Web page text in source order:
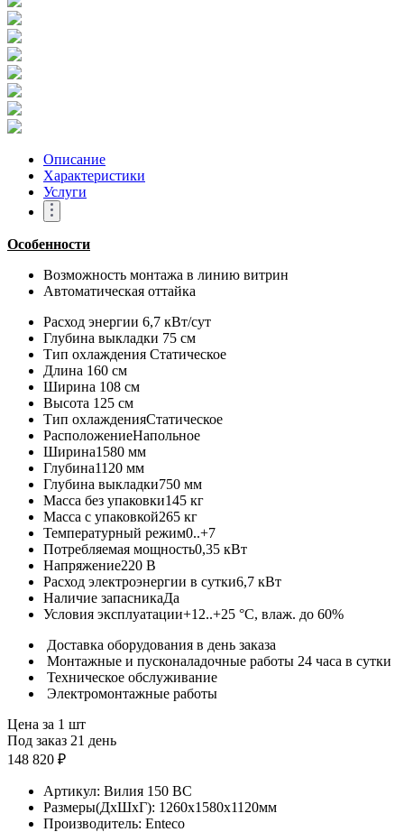
Описание
Характеристики
Услуги
Особенности
Возможность монтажа в линию витрин
Автоматическая оттайка
Расход энергии 6,7 кВт/сут
Глубина выкладки 75 см
Тип охлаждения Статическое
Длина 160 см
Ширина 108 см
Высота 125 см
Тип охлажденияСтатическое
РасположениеНапольное
Ширина1580 мм
Глубина1120 мм
Глубина выкладки750 мм
Масса без упаковки145 кг
Масса с упаковкой265 кг
Температурный режим0..+7
Потребляемая мощность0,35 кВт
Напряжение220 В
Расход электроэнергии в сутки6,7 кВт
Наличие запасникаДа
Условия эксплуатации+12..+25 °C, влаж. до 60%
Доставка оборудования в день заказа
Монтажные и пусконаладочные работы 24 часа в сутки
Техническое обслуживание
Электромонтажные работы
Цена за 1 шт
Под заказ 21 день
148 820 ₽
Артикул: Вилия 150 ВС
Размеры(ДхШхГ): 1260x1580x1120мм
Производитель: Enteco